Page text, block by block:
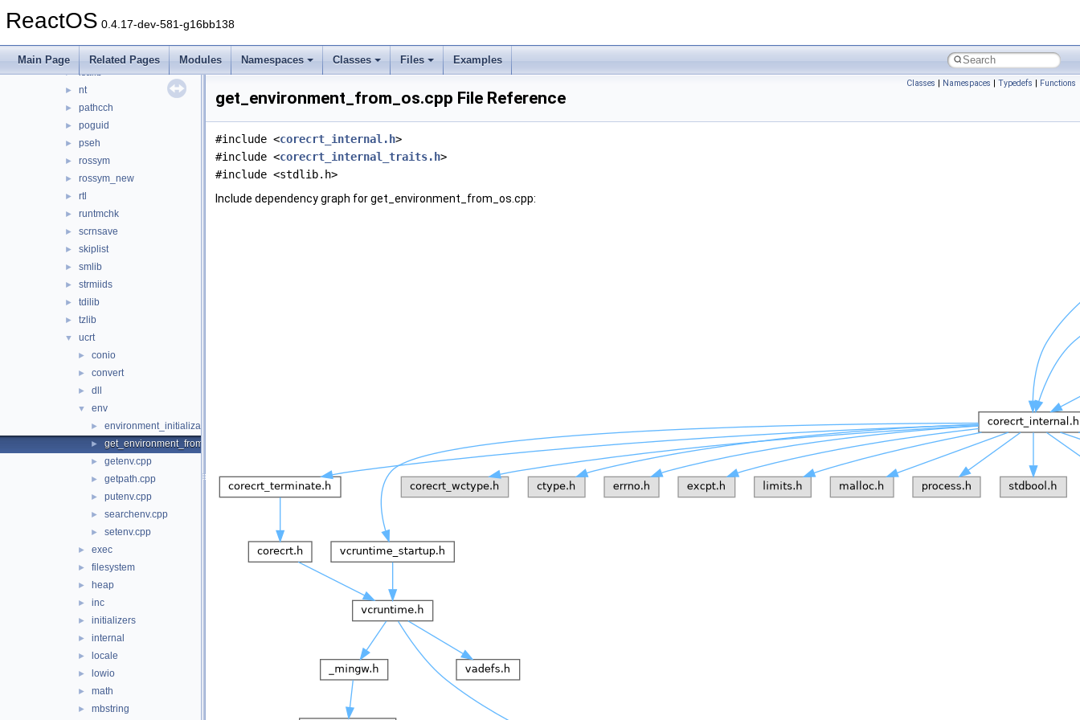
ReactOS 0.4.17-dev-581-g16bb138
Main Page Related Pages Modules Namespaces Classes Files Examples
► inflib
llvm-compat
► lsalib
► nt
► pathcch
► poguid
► pseh
► rossym
► rossym_new
► rtl
► runtmchk
► scrnsave
► skiplist
► smlib
► strmiids
► tdilib
► tzlib
▼ ucrt
► conio
► convert
► dll
▼ env
► environment_initialization.cpp
► get_environment_from_os.cpp
► getenv.cpp
► getpath.cpp
► putenv.cpp
► searchenv.cpp
► setenv.cpp
► exec
► filesystem
► heap
► inc
► initializers
► internal
► locale
► lowio
► math
► mbstring
Classes | Namespaces | Typedefs | Functions
get_environment_from_os.cpp File Reference
#include <corecrt_internal.h>
#include <corecrt_internal_traits.h>
#include <stdlib.h>
Include dependency graph for get_environment_from_os.cpp: